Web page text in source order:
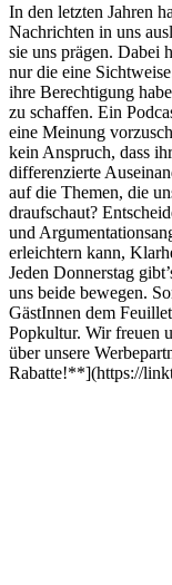
In den letzten Jahren
Nachrichten in uns
sie uns prägen. Dabei
nur die eine
ihre Berechtigung
zu schaffen. Ein
eine Meinung
kein Anspruch, dass
differenzierte
auf die Themen, die
draufschaut?
und
erleichtern kann,
Jeden Donnerstag
uns beide bewegen.
GästInnen dem
Popkultur. Wir freuen
über unsere
Rabatte!**](https://